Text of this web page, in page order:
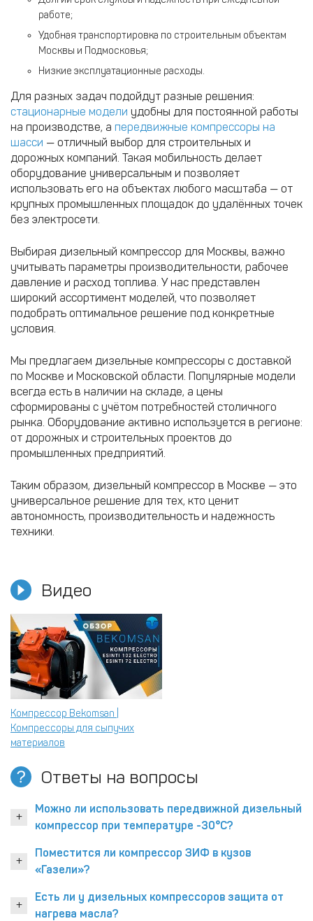
Видео
Компрессор Bekomsan |
Компрессоры для сыпучих
материалов
работе;
Удобная транспортировка по строительным объектам
Москвы и Подмосковья;
Низкие эксплуатационные расходы.
Для разных задач подойдут разные решения:
стационарные модели удобны для постоянной работы
на производстве, а передвижные компрессоры на
шасси — отличный выбор для строительных и
дорожных компаний. Такая мобильность делает
оборудование универсальным и позволяет
использовать его на объектах любого масштаба — от
крупных промышленных площадок до удалённых точек
без электросети.
Выбирая дизельный компрессор для Москвы, важно
учитывать параметры производительности, рабочее
давление и расход топлива. У нас представлен
широкий ассортимент моделей, что позволяет
подобрать оптимальное решение под конкретные
условия.
Мы предлагаем дизельные компрессоры с доставкой
по Москве и Московской области. Популярные модели
всегда есть в наличии на складе, а цены
сформированы с учётом потребностей столичного
рынка. Оборудование активно используется в регионе:
от дорожных и строительных проектов до
промышленных предприятий.
Таким образом, дизельный компрессор в Москве — это
универсальное решение для тех, кто ценит
автономность, производительность и надежность
техники.
Ответы на вопросы
Можно ли использовать передвижной дизельный
компрессор при температуре -30°С?
Поместится ли компрессор ЗИФ в кузов
«Газели»?
Есть ли у дизельных компрессоров защита от
нагрева масла?